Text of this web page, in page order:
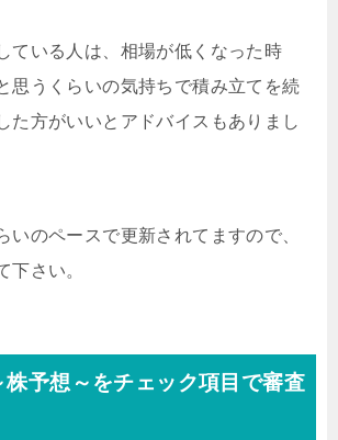
ている人は、相場が低くなった時
思うくらいの気持ちで積み立てを続
た方がいいとアドバイスもありまし
いのペースで更新されてますので、
下さい。
株予想～をチェック項目で審査